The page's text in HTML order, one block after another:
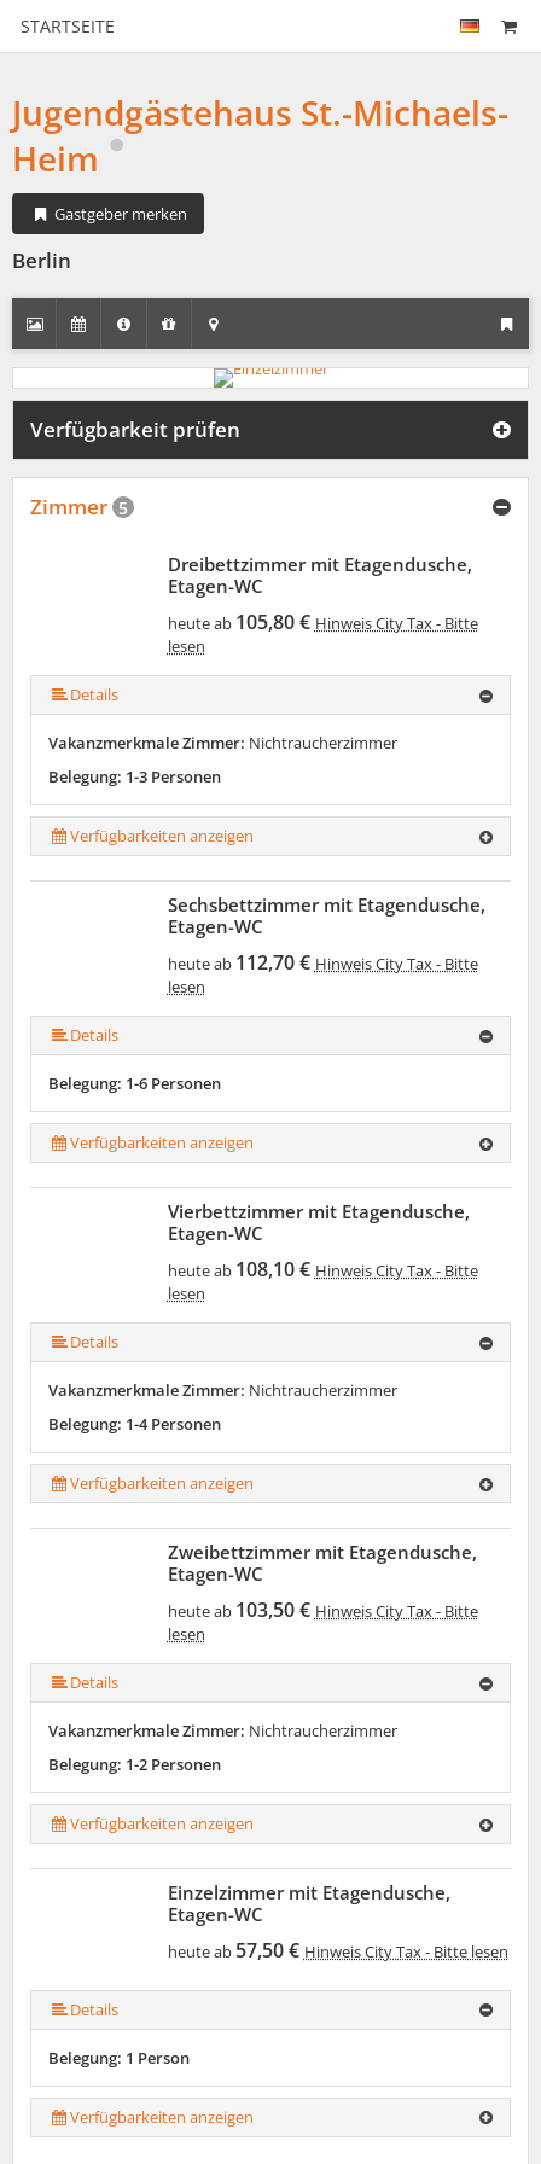
STARTSEITE
Jugendgästehaus St.-Michaels-
Heim
Gastgeber merken
Berlin
Verfügbarkeit prüfen
Zimmer 5
Dreibettzimmer mit Etagendusche,
Etagen-WC
heute ab 105,80 € Hinweis City Tax - Bitte
lesen
Details
Vakanzmerkmale Zimmer: Nichtraucherzimmer
Belegung: 1-3 Personen
Verfügbarkeiten anzeigen
Sechsbettzimmer mit Etagendusche,
Etagen-WC
heute ab 112,70 € Hinweis City Tax - Bitte
lesen
Details
Belegung: 1-6 Personen
Verfügbarkeiten anzeigen
Vierbettzimmer mit Etagendusche,
Etagen-WC
heute ab 108,10 € Hinweis City Tax - Bitte
lesen
Details
Vakanzmerkmale Zimmer: Nichtraucherzimmer
Belegung: 1-4 Personen
Verfügbarkeiten anzeigen
Zweibettzimmer mit Etagendusche,
Etagen-WC
heute ab 103,50 € Hinweis City Tax - Bitte
lesen
Details
Vakanzmerkmale Zimmer: Nichtraucherzimmer
Belegung: 1-2 Personen
Verfügbarkeiten anzeigen
Einzelzimmer mit Etagendusche,
Etagen-WC
heute ab 57,50 € Hinweis City Tax - Bitte lesen
Details
Belegung: 1 Person
Verfügbarkeiten anzeigen